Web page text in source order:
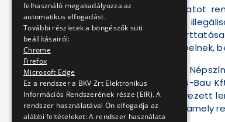
A hét elején vizsgálatot
napokban megtalált,
betartása és
szerződésben
A 4-es metró épülő
megbízásából a Kres-Bau
földet csak engedélyezett
telket nevezte meg, amely
felhasználó megakadályozza az
automatikus elfogadást.
További részletek a böngészők süti
beállításairól:
Chrome
Firefox
Microsoft Edge
Ez a rendszer a BKV Zrt Elektronikus
Információs Rendszerének része (EIR). A
rendszer használatával Ön elfogadja az
alábbi feltételeket: A rendszer használata